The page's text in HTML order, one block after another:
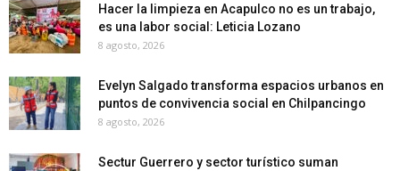
Hacer la limpieza en Acapulco no es un trabajo,
es una labor social: Leticia Lozano
8 agosto, 2026
Evelyn Salgado transforma espacios urbanos en
puntos de convivencia social en Chilpancingo
8 agosto, 2026
Sectur Guerrero y sector turístico suman